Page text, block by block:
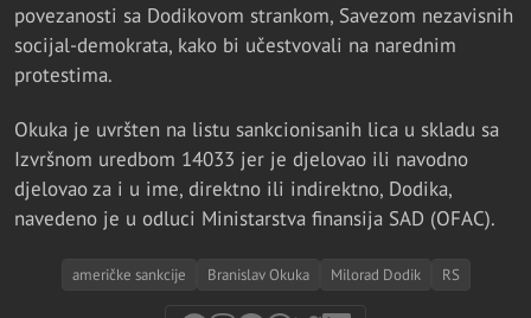
povezanosti sa Dodikovom strankom, Savezom nezavisnih
socijal-demokrata, kako bi učestvovali na narednim
protestima.
Okuka je uvršten na listu sankcionisanih lica u skladu sa
Izvršnom uredbom 14033 jer je djelovao ili navodno
djelovao za i u ime, direktno ili indirektno, Dodika,
navedeno je u odluci Ministarstva finansija SAD (OFAC).
američke sankcije Branislav Okuka Milorad Dodik RS